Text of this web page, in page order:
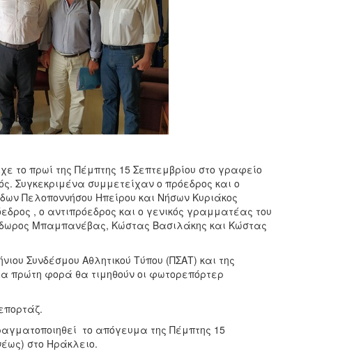
το πρωί της Πέμπτης 15 Σεπτεμβρίου στο γραφείο
Συγκεκριμένα συμμετείχαν ο πρόεδρος και ο
Πελοποννήσου Ηπείρου και Νήσων Κυριάκος
, ο αντιπρόεδρος και ο γενικός γραμματέας του
Μπαμπανέβας, Κώστας Βασιλάκης και Κώστας
Συνδέσμου Αθλητικού Τύπου (ΠΣΑΤ) και της
πρώτη φορά θα τιμηθούν οι φωτορεπόρτερ
το απόγευμα της Πέμπτης 15
στο Ηράκλειο.